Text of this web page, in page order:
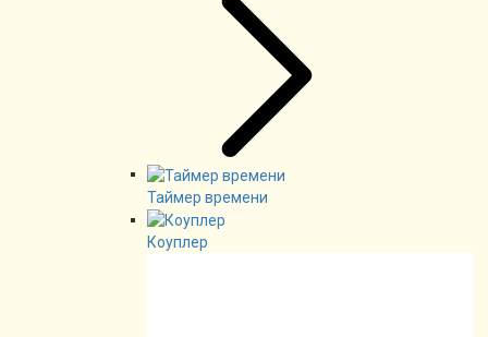
Таймер времени
Коуплер